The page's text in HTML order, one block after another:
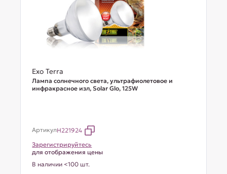
Exo Terra
Лампа солнечного света, ультрафиолетовое и
инфракрасное изл, Solar Glo, 125W
АртикулH221924
Зарегистрируйтесь
для отображения цены
В наличии <100 шт.